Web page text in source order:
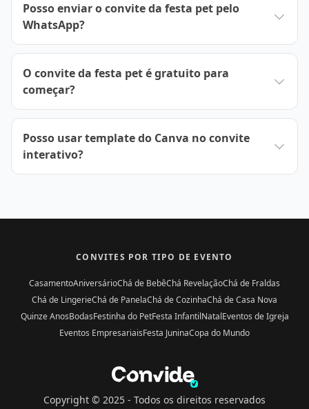
Posso enviar o convite da festa pet pelo
WhatsApp?
O convite da festa pet é gratuito para
começar?
Posso usar template do Canva no convite
interativo?
CONVITES POR TIPO DE EVENTO
CasamentoAniversárioChá de BebêChá RevelaçãoChá de Fraldas
Chá de LingerieChá de PanelaChá de CozinhaChá de Casa Nova
Quinze AnosBodasFestinha do PetFesta InfantilNatalEventos de Igreja
Eventos EmpresariaisFesta JuninaCopa do Mundo
Copyright © 2025 - Todos os direitos reservados